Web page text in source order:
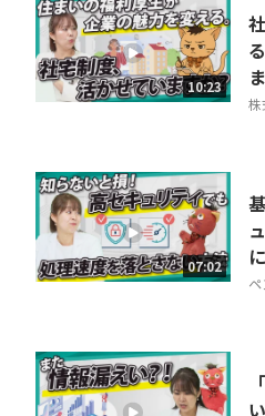
10:23
株
07:02